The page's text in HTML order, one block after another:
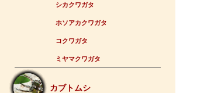
シカクワガタ
ホソアカクワガタ
コクワガタ
ミヤマクワガタ
カブトムシ